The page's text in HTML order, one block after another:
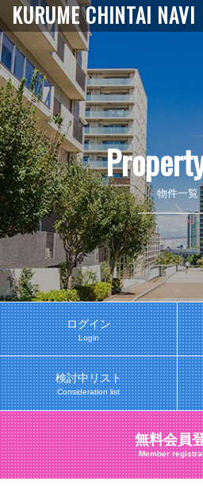
KURUME CHINTAI NAVI
物件一覧
ログイン
Login
検討中リスト
Consideration list
無料会員
Member